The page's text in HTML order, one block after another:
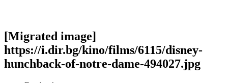
[Migrated image]
https://i.dir.bg/kino/films/6115/disney-
hunchback-of-notre-dame-494027.jpg